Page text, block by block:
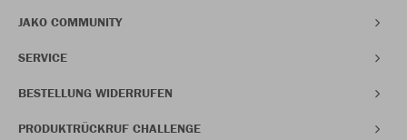
JAKO COMMUNITY
SERVICE
BESTELLUNG WIDERRUFEN
PRODUKTRÜCKRUF CHALLENGE